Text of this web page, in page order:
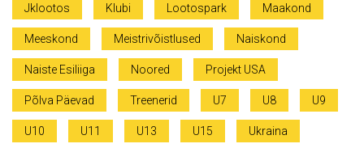
Jklootos Klubi Lootospark Maakond
Meeskond Meistrivõistlused Naiskond
Naiste Esiliiga Noored Projekt USA
Põlva Päevad Treenerid U7 U8 U9
U10 U11 U13 U15 Ukraina